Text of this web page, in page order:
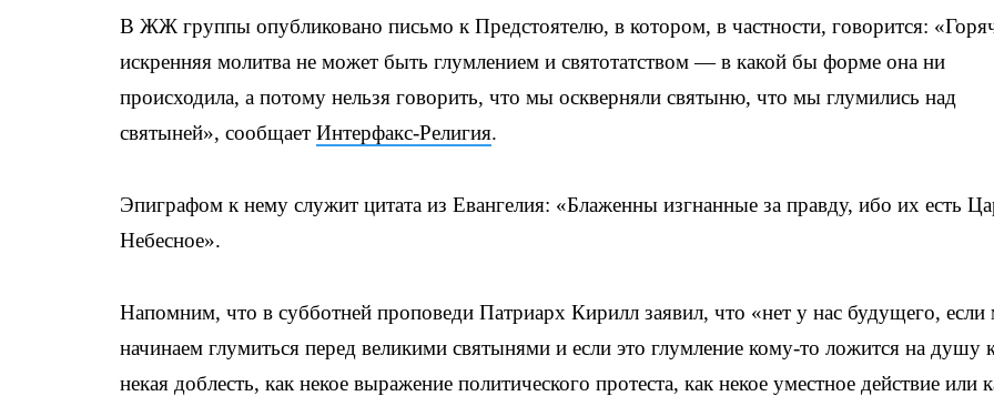
В ЖЖ группы опубликовано письмо к Предстоятелю, в котором, в частности, говорится:
искренняя молитва не может быть глумлением и святотатством — в какой бы форме она ни
происходила, а потому нельзя говорить, что мы оскверняли святыню, что мы глумились над
святыней», сообщает Интерфакс-Религия.
Эпиграфом к нему служит цитата из Евангелия: «Блаженны изгнанные за правду, ибо их есть
Небесное».
Напомним, что в субботней проповеди Патриарх Кирилл заявил, что «нет у нас будущего,
начинаем глумиться перед великими святынями и если это глумление кому-то ложится на душу
некая доблесть, как некое выражение политического протеста, как некое уместное действие или